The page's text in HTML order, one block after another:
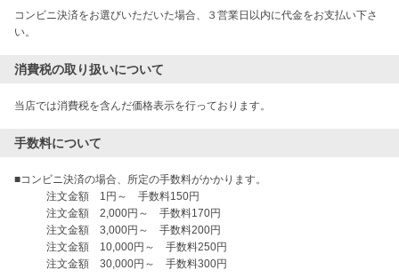
コンビニ決済をお選びいただいた場合、３営業日以内に代金をお支払い下さ
消費税の取り扱いについて
当店では消費税を含んだ価格表示を行っております。
手数料について
■コンビニ決済の場合、所定の手数料がかかります。
注文金額　1円～　手数料150円
注文金額　2,000円～　手数料170円
注文金額　3,000円～　手数料200円
注文金額　10,000円～　手数料250円